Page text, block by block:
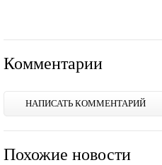
Комментарии
НАПИСАТЬ КОММЕНТАРИЙ
Похожие новости